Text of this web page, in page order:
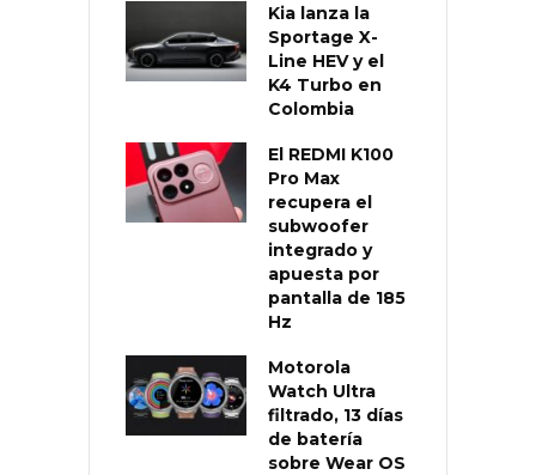
Kia lanza la
Sportage X-
Line HEV y el
K4 Turbo en
Colombia
El REDMI K100
Pro Max
recupera el
subwoofer
integrado y
apuesta por
pantalla de 185
Hz
Motorola
Watch Ultra
filtrado, 13 días
de batería
sobre Wear OS